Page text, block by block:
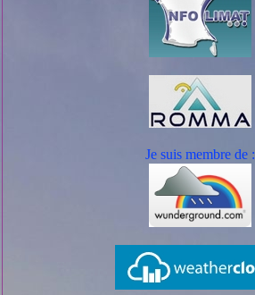
Je suis membre de :